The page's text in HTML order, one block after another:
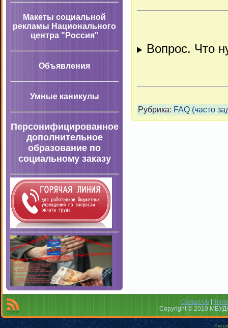
Макеты социальной
рекламы Национального
центра "Россия"
Объявления
Умные каникулы
Персонифицированное
дополнительное
образование по
социальному заказу
Вопрос. Что
Рубрика: FAQ (часто
Contact Us
Copyright © 2010